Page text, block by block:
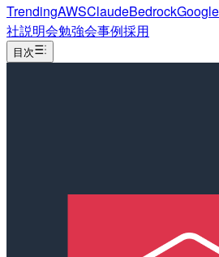
TrendingAWSClaudeBedrock
社説明会勉強会事例採用
目次